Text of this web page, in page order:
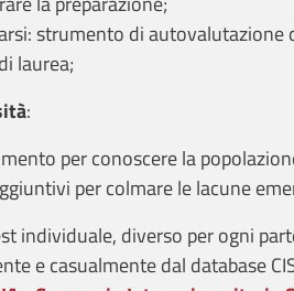
strumento di autovalutazione
laurea;
:
per conoscere la
per colmare le lacune
individuale, diverso per ogni
e casualmente dal database